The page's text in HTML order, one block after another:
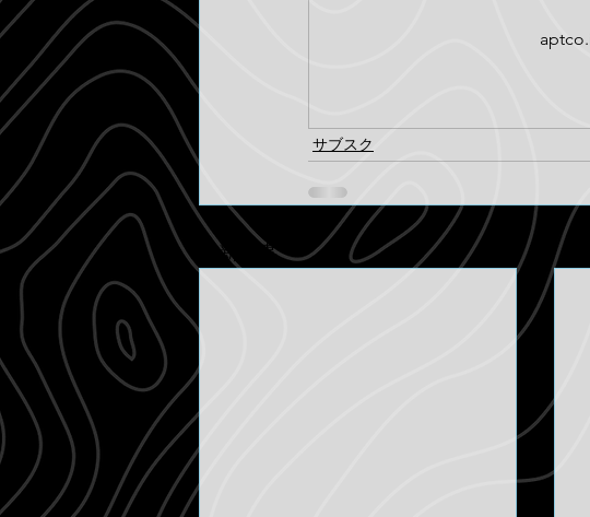
サブスク
最新記事